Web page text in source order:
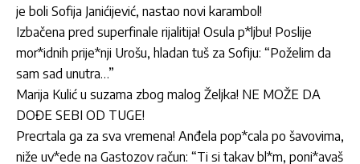
je boli Sofija Janićijević, nastao novi karambol!
Izbačena pred superfinale rijalitija! Osula p*ljbu! Poslije
mor*idnih prije*nji Urošu, hladan tuš za Sofiju: “Poželim da
sam sad unutra…”
Marija Kulić u suzama zbog malog Željka! NE MOŽE DA
DOĐE SEBI OD TUGE!
Precrtala ga za sva vremena! Anđela pop*cala po šavovima,
niže uv*ede na Gastozov račun: “Ti si takav bl*m, poni*avaš